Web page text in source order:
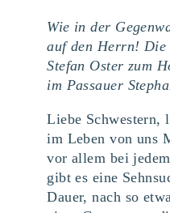
Wie in der
auf den Herrn! Die
Stefan Oster zum
im Passauer
Liebe Schwestern,
im Leben von uns
vor allem bei
gibt es eine
Dauer, nach so